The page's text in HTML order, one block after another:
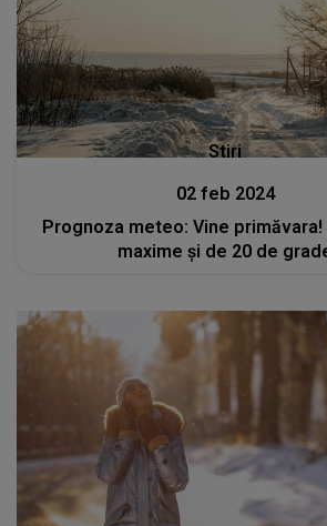
Stiri
02 feb 2024
Prognoza meteo: Vine primăvara!
maxime și de 20 de